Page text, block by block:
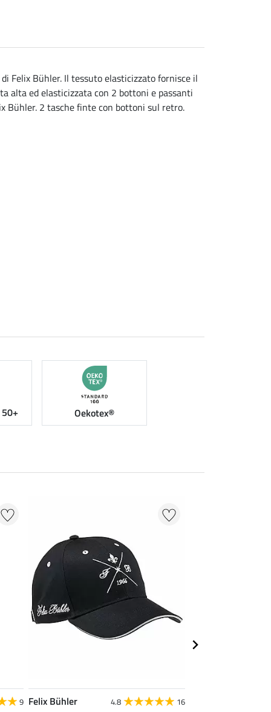
Felix Bühler. Il tessuto elasticizzato fornisce il
alta ed elasticizzata con 2 bottoni e passanti
Bühler. 2 tasche finte con bottoni sul retro.
Oekotex®
9 Felix Bühler 4.8 16